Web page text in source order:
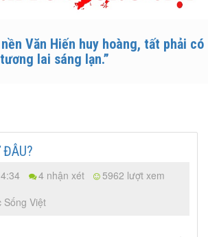
Văn Hiến huy hoàng, tất phải có
tương lai sáng lạn.”
ĐÂU?
4 nhận xét
5962 lượt xem
Sống Việt